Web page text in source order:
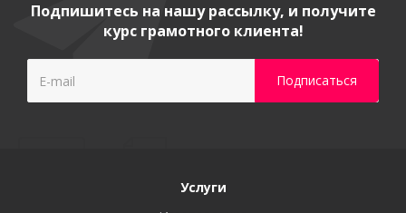
Подпишитесь на нашу рассылку, и получите
курс грамотного клиента!
Услуги